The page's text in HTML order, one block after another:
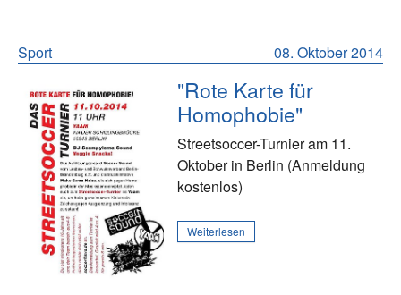
08. Oktober 2014
Sport
"Rote Karte für
Homophobie"
Streetsoccer-Turnier am 11.
Oktober in Berlin (Anmeldung
kostenlos)
Weiterlesen